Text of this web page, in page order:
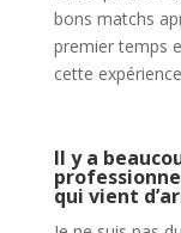
bons matchs
premier temps
cette
Il y a
qui vient